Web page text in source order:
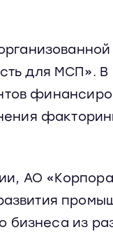
для МСП». В
АО
бизнеса из